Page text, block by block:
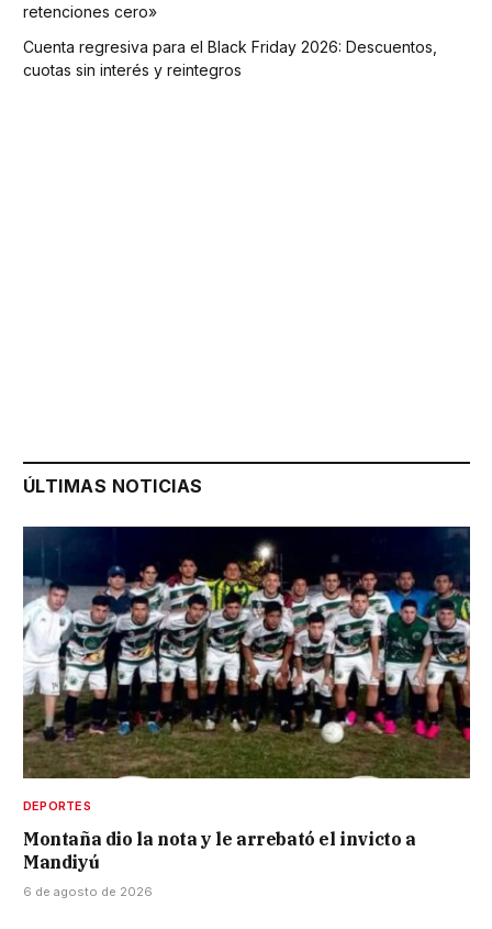
retenciones cero»
Cuenta regresiva para el Black Friday 2026: Descuentos,
cuotas sin interés y reintegros
ÚLTIMAS NOTICIAS
DEPORTES
Montaña dio la nota y le arrebató el invicto a
Mandiyú
6 de agosto de 2026